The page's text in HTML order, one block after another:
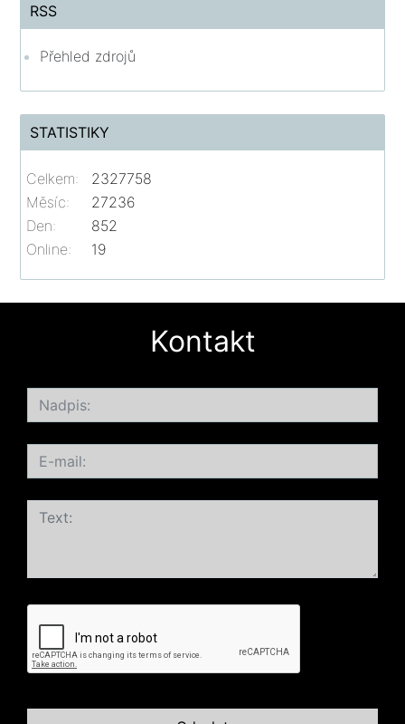
RSS
Přehled zdrojů
STATISTIKY
Online: 19
Celkem:
2327758
Měsíc:
27236
Den:
852
Kontakt